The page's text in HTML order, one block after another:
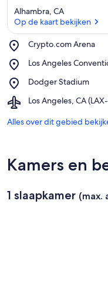
Alhambra, CA
Op de kaart bekijken
Crypto.com Arena
Place,
Arena
Los Angeles
Place,
Angeles
Center
Dodger Stadium
Place,
Stadium
Los Angeles, CA
Airport,
Angeles,
Angeles
Int.)
Alles over dit gebied
Kamers en
1 slaapkamer (max.